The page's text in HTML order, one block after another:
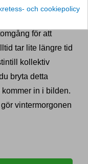
vintermorgon
för att
tar lite längre tid
kollektiv
bryta detta
in i bilden.
vintermorgonen
och cookiepolicy